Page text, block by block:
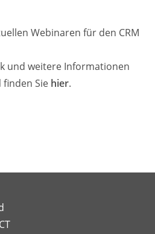
Webinaren für den CRM
und weitere Informationen
Sie hier.